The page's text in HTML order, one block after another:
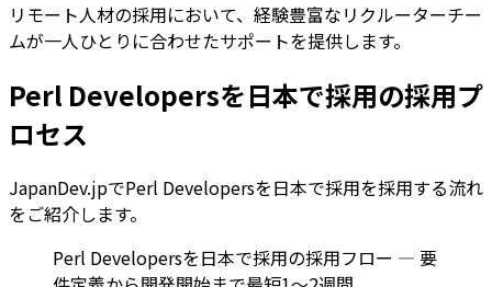
リモート人材の採用において、経験豊富なリクルーターチー
ムが一人ひとりに合わせたサポートを提供します。
Perl Developersを日本で採用の採用プ
ロセス
JapanDev.jpでPerl Developersを日本で採用を採用する流れ
をご紹介します。
Perl Developersを日本で採用の採用フロー — 要